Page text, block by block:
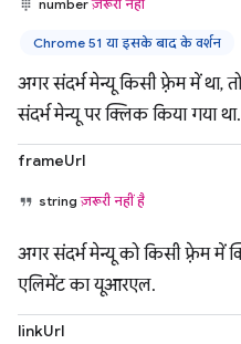
numberज़रूरी नहीं
Chrome 51 या इसके बाद के वर्शन
अगर संदर्भ मेन्यू किसी फ़्रेम में था,
संदर्भ मेन्यू पर क्लिक किया गया था.
frameUrl
stringज़रूरी नहीं है
अगर संदर्भ मेन्यू को किसी फ़्रेम में
एलिमेंट का यूआरएल.
linkUrl